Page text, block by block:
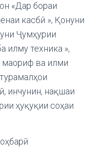
«Дар бораи
касбӣ », Қонуни
Ҷумҳурии
илму техника »,
маориф ва илми
инчунин, нақшаи
ҳуқуқии соҳаи